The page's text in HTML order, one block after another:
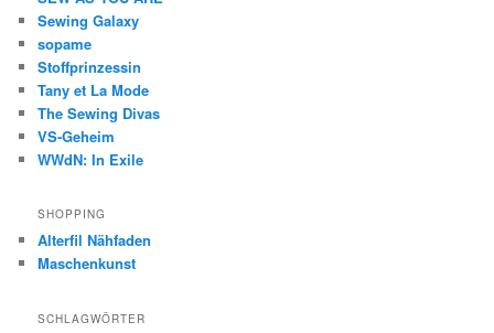
Sewing Galaxy
sopame
Stoffprinzessin
Tany et La Mode
The Sewing Divas
VS-Geheim
WWdN: In Exile
SHOPPING
Alterfil Nähfaden
Maschenkunst
SCHLAGWÖRTER